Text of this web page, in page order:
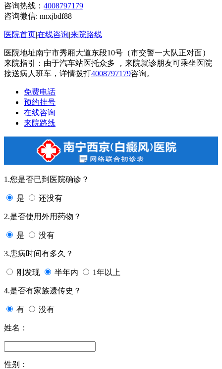
咨询热线： 4008797179
咨询微信: nnxjbdf88
医院首页|在线咨询|来院路线
医院地址南宁市秀厢大道东段10号（市交警一大队正对面）
来院指引：由于汽车站医托众多 ，来院就诊朋友可乘坐医院
接送病人班车，详情拨打4008797179咨询。
免费电话
预约挂号
在线咨询
来院路线
1.您是否已到医院确诊？
是 还没有
2.是否使用外用药物？
是 没有
3.患病时间有多久？
刚发现 半年内 1年以上
4.是否有家族遗传史？
有 没有
姓名：
性别：